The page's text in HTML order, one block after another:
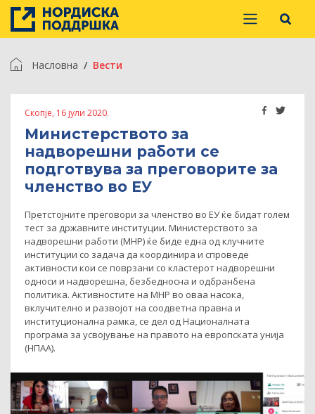
Насловна Вести
Скопје, 16 јули 2020.
Министерството за
надворешни работи се
подготвува за преговорите за
членство во ЕУ
Претстојните преговори за членство во ЕУ ќе бидат голем
тест за државните институции. Министерството за
надворешни работи (МНР) ќе биде една од клучните
институции со задача да координира и спроведе
активности кои се поврзани со кластерот надворешни
односи и надворешна, безбедносна и одбранбена
политика. Активностите на МНР во оваа насока,
вклучително и развојот на соодветна правна и
институционална рамка, се дел од Националната
програма за усвојување на правото на европската унија
(НПАА).